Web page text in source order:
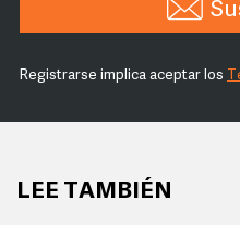
Registrarse implica aceptar los
LEE TAMBIÉN